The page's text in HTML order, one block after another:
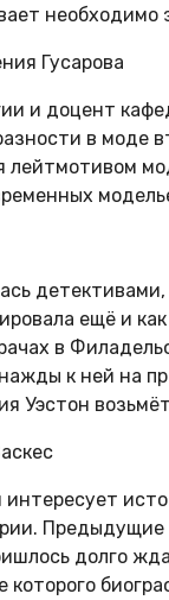
Гусарова
и доцент
в моде
ещё и
в
к ней на
Уэстон
интересует
долго
которого